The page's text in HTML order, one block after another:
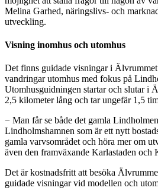
Melina Garhed, näringslivs- och
utveckling.
Visning inomhus och utomhus
Det finns guidade visningar i
vandringar utomhus med fokus på
Utomhusguidningen startar och slutar i
2,5 kilometer lång och tar ungefär 1,5
− Man får se både det gamla
Lindholmshamnen som är ett nytt
gamla varvsområdet och höra mer om
även den framväxande Karlastaden och
Det är kostnadsfritt att besöka
guidade visningar vid modellen och